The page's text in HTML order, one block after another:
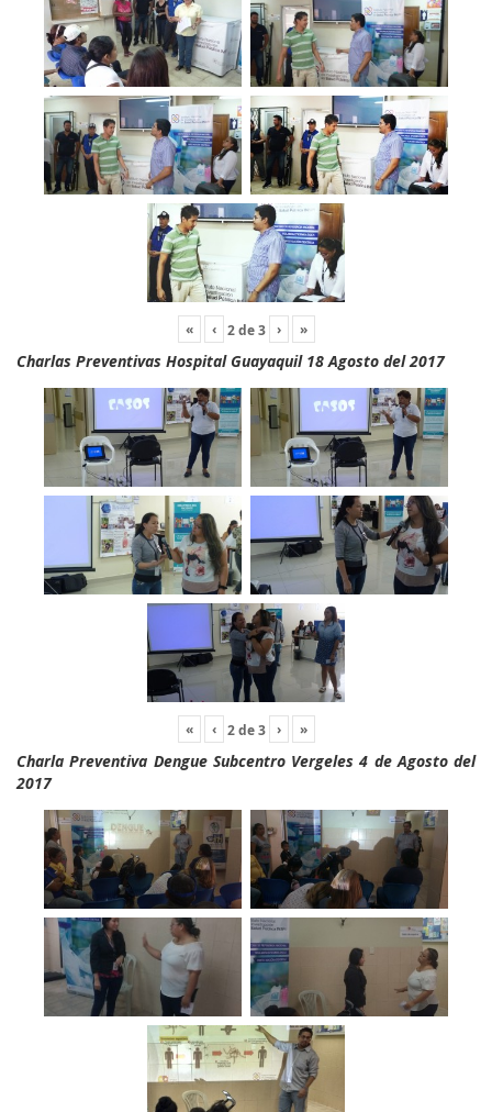
« ‹ 2de3 › »
Charlas Preventivas Hospital Guayaquil 18 Agosto del 2017
« ‹ 2de3 › »
Charla Preventiva Dengue Subcentro Vergeles 4 de Agosto del
2017